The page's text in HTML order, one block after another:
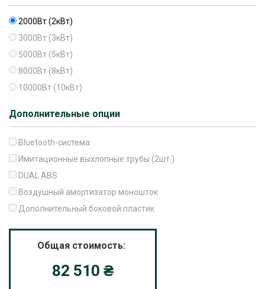
2000Вт (2кВт)
3000Вт (3кВт)
5000Вт (5кВт)
8000Вт (8кВт)
10000Вт (10кВт)
Дополнительные опции
Bluetooth-система
Имитационные выхлопные трубы (2шт.)
DUAL ABS
Воздушный амортизатор моношток
Дополнительный боковой пластик
Общая стоимость:
82 510 ₴